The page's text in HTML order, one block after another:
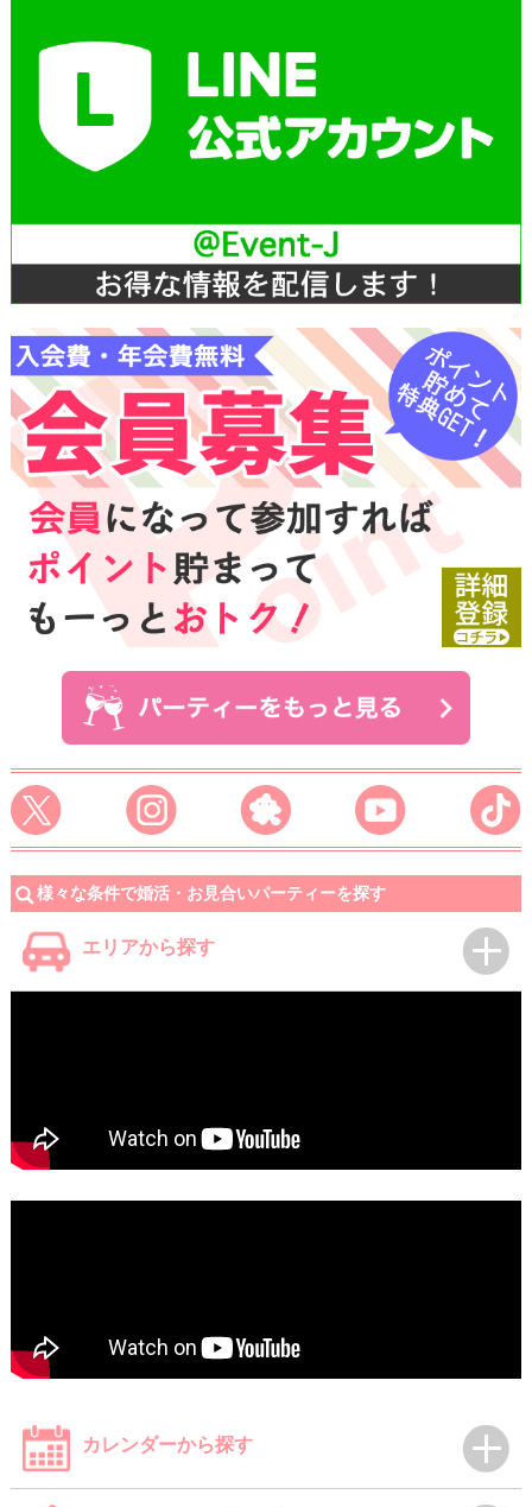
様々な条件で婚活・お見合いパーティーを探す
エリアから探す
カレンダーから探す